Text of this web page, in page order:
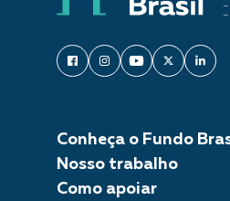
Conheça o Fundo
Nosso trabalho
Como apoiar